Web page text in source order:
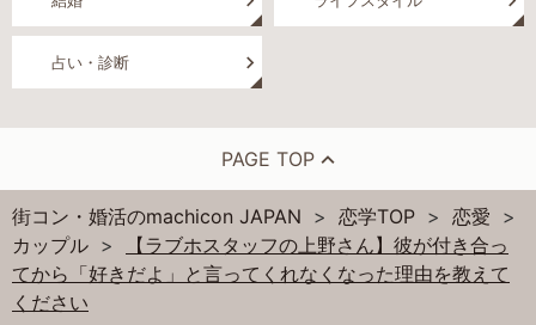
占い・診断
PAGE TOP
街コン・婚活のmachicon JAPAN 恋学TOP
恋愛
カップル
【ラブホスタッフの上野さん】彼が付き合っ
てから「好きだよ」と言ってくれなくなった理由を教えて
ください